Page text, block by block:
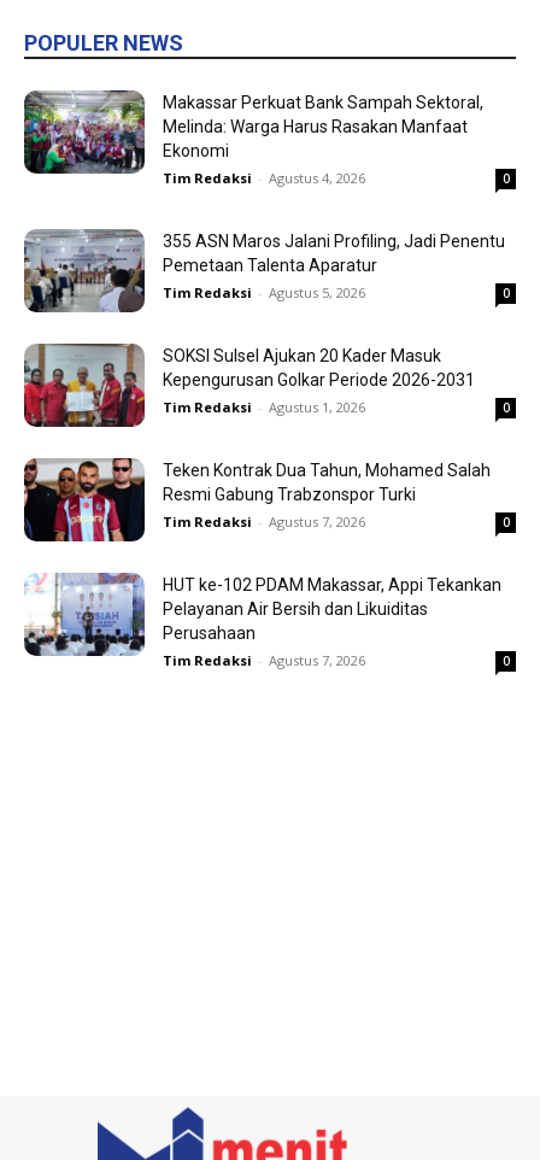
POPULER NEWS
Makassar Perkuat Bank Sampah Sektoral,
Melinda: Warga Harus Rasakan Manfaat
Ekonomi
Tim Redaksi - Agustus 4, 2026 0
355 ASN Maros Jalani Profiling, Jadi Penentu
Pemetaan Talenta Aparatur
Tim Redaksi - Agustus 5, 2026 0
SOKSI Sulsel Ajukan 20 Kader Masuk
Kepengurusan Golkar Periode 2026-2031
Tim Redaksi - Agustus 1, 2026 0
Teken Kontrak Dua Tahun, Mohamed Salah
Resmi Gabung Trabzonspor Turki
Tim Redaksi - Agustus 7, 2026 0
HUT ke-102 PDAM Makassar, Appi Tekankan
Pelayanan Air Bersih dan Likuiditas
Perusahaan
Tim Redaksi - Agustus 7, 2026 0